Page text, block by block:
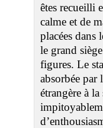
êtes recueilli
calme et de
placées dans
le grand
figures. Le
absorbée par
étrangère à